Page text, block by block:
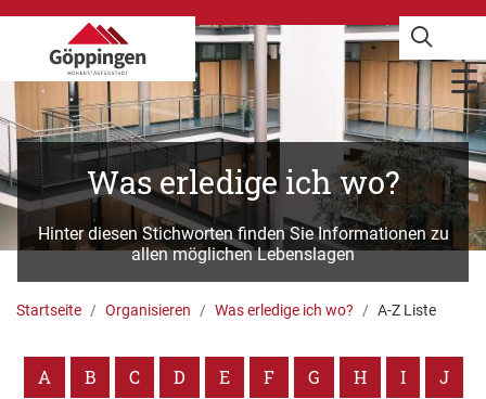
Was erledige ich wo?
Hinter diesen Stichworten finden Sie Informationen zu
allen möglichen Lebenslagen
Startseite Organisieren Was erledige ich wo? A-Z Liste
A B C D E F G H I
J